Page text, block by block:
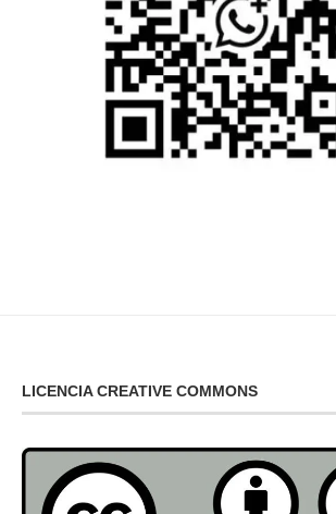
LICENCIA CREATIVE COMMONS